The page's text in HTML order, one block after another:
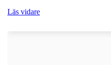
Läs vidare